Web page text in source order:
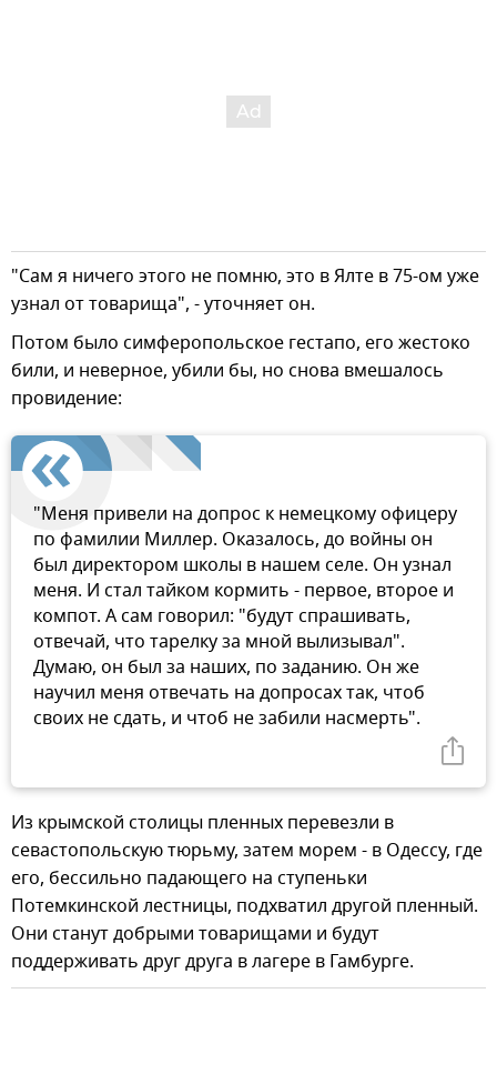
"Сам я ничего этого не помню, это в Ялте в 75-ом уже
узнал от товарища", - уточняет он.
Потом было симферопольское гестапо, его жестоко
били, и неверное, убили бы, но снова вмешалось
провидение:
"Меня привели на допрос к немецкому офицеру
по фамилии Миллер. Оказалось, до войны он
был директором школы в нашем селе. Он узнал
меня. И стал тайком кормить - первое, второе и
компот. А сам говорил: "будут спрашивать,
отвечай, что тарелку за мной вылизывал".
Думаю, он был за наших, по заданию. Он же
научил меня отвечать на допросах так, чтоб
своих не сдать, и чтоб не забили насмерть".
Из крымской столицы пленных перевезли в
севастопольскую тюрьму, затем морем - в Одессу, где
его, бессильно падающего на ступеньки
Потемкинской лестницы, подхватил другой пленный.
Они станут добрыми товарищами и будут
поддерживать друг друга в лагере в Гамбурге.